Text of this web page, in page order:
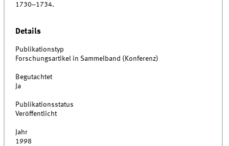
1730–1734.
Details
Publikationstyp
Forschungsartikel in Sammelband (Konferenz)
Begutachtet
Ja
Publikationsstatus
Veröffentlicht
Jahr
1998